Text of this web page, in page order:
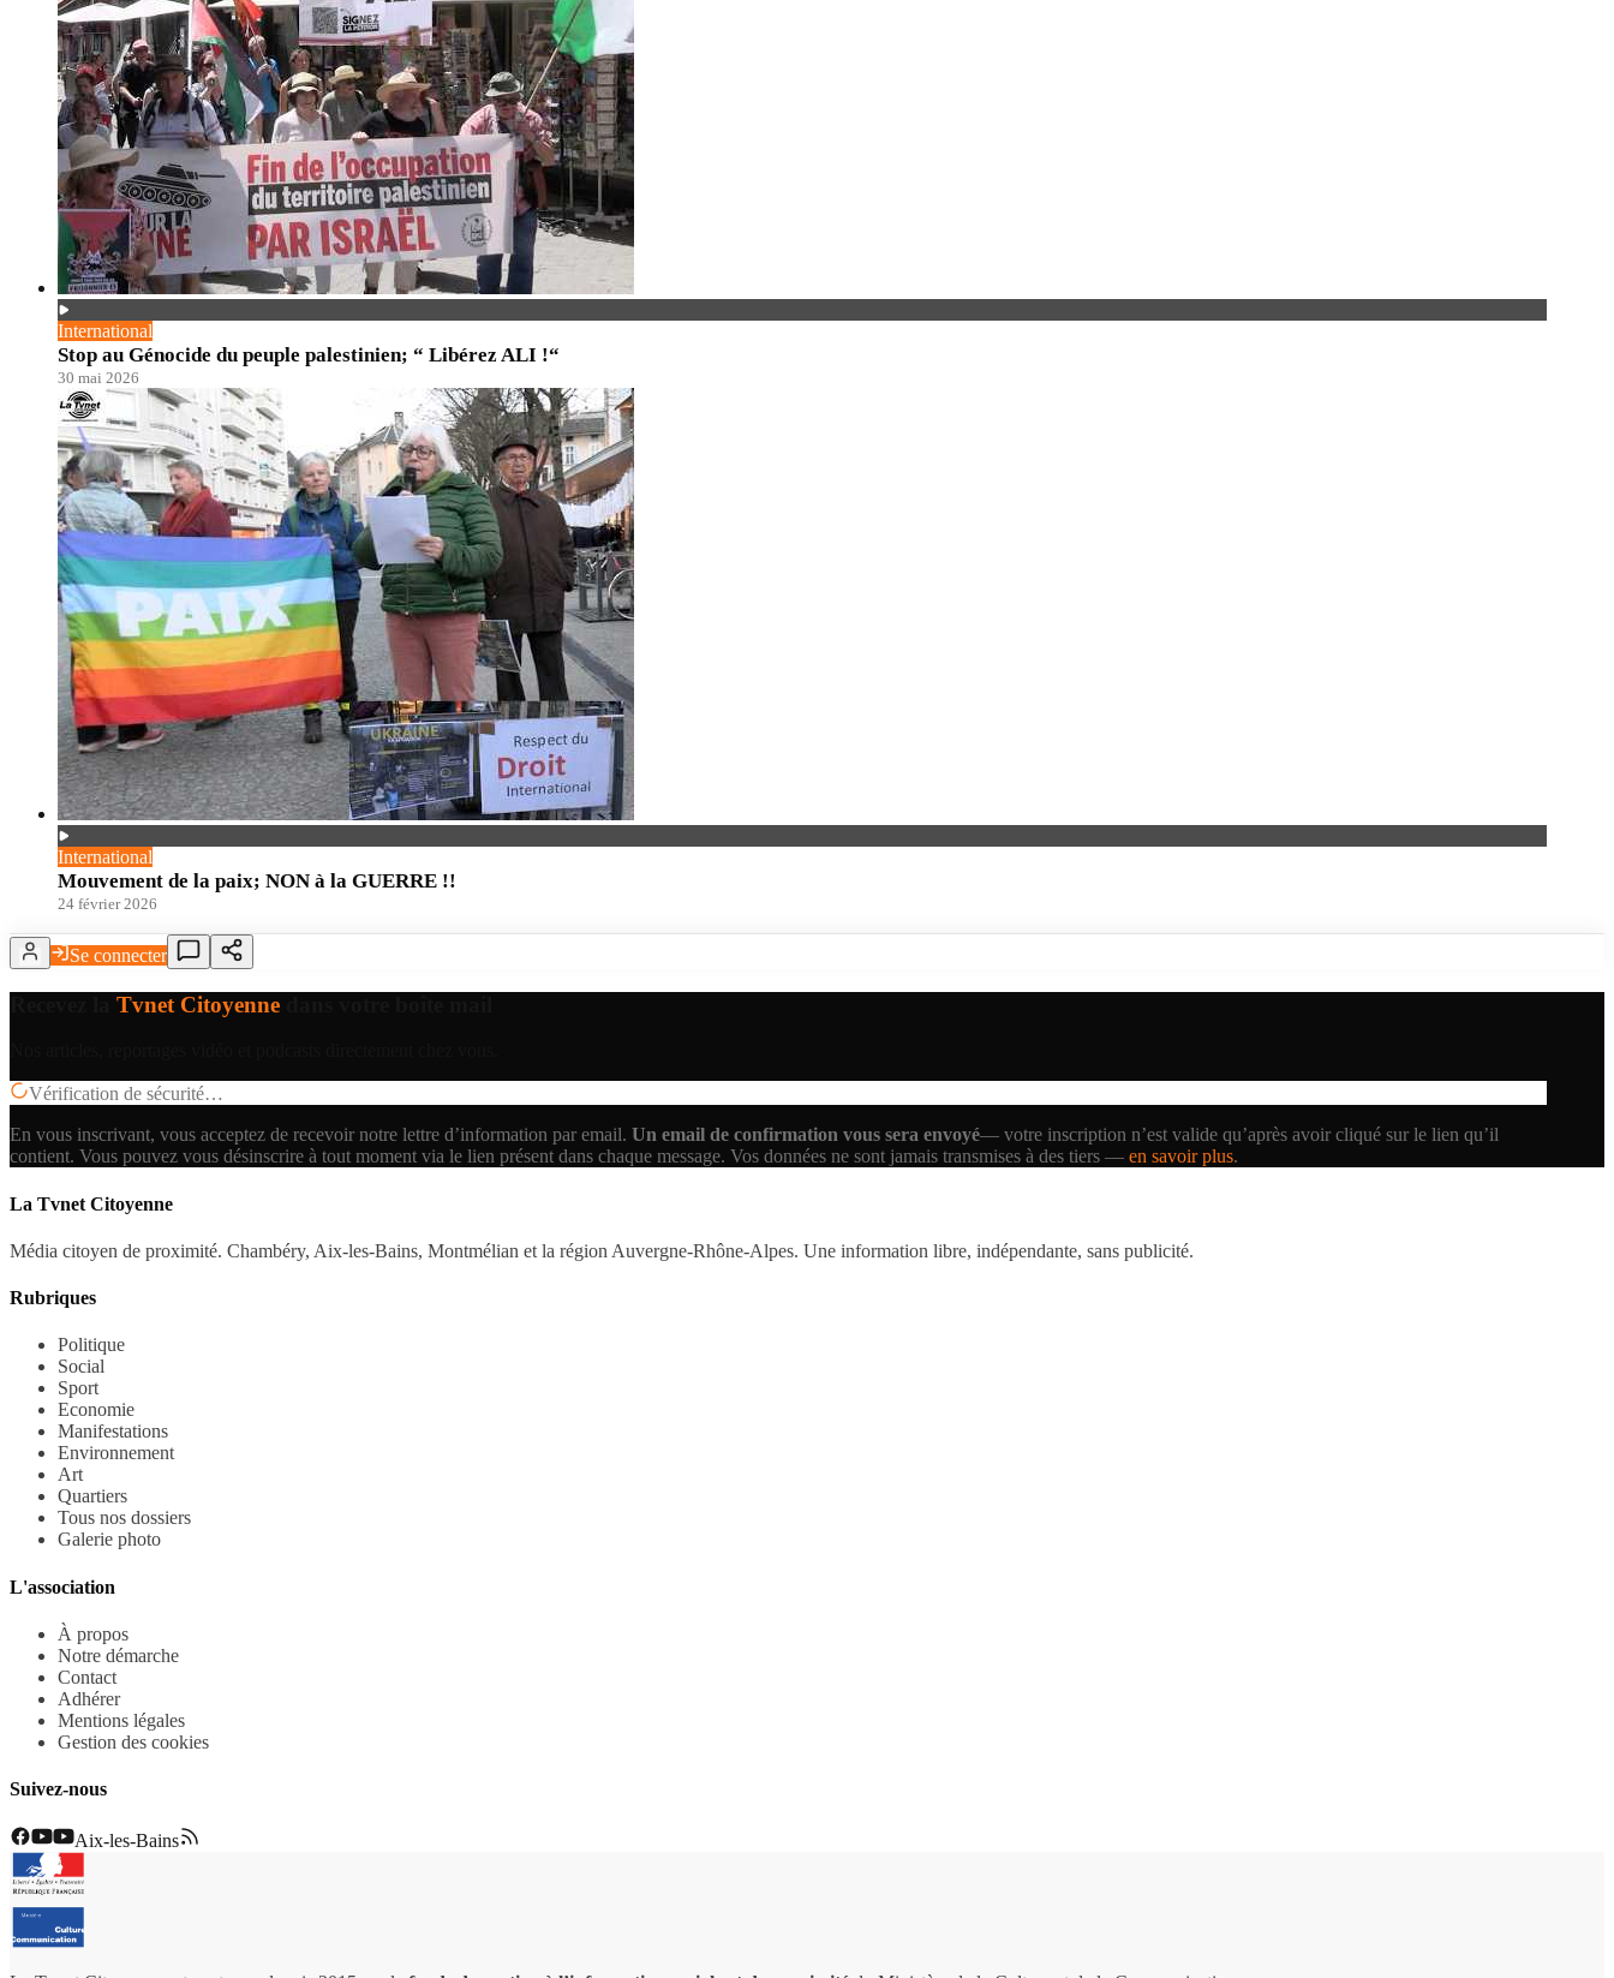
International
Stop au Génocide du peuple palestinien; “ Libérez ALI !“
30 mai 2026
International
Mouvement de la paix; NON à la GUERRE !!
24 février 2026
Se connecter
Tvnet Citoyenne
Vérification de sécurité…
En vous inscrivant, vous acceptez de recevoir notre lettre d’information par email. Un email de confirmation vous sera envoyé— votre inscription n’est valide qu’après avoir cliqué sur le lien qu’il
contient. Vous pouvez vous désinscrire à tout moment via le lien présent dans chaque message. Vos données ne sont jamais transmises à des tiers — en savoir plus.
La Tvnet Citoyenne
Média citoyen de proximité. Chambéry, Aix-les-Bains, Montmélian et la région Auvergne-Rhône-Alpes. Une information libre, indépendante, sans publicité.
Rubriques
Politique
Social
Sport
Economie
Manifestations
Environnement
Art
Quartiers
Tous nos dossiers
Galerie photo
L'association
À propos
Notre démarche
Contact
Adhérer
Mentions légales
Gestion des cookies
Suivez-nous
Aix-les-Bains